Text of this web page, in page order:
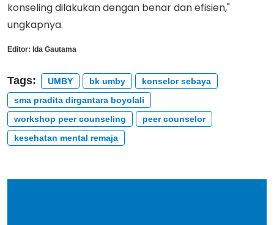
konseling dilakukan dengan benar dan efisien,"
ungkapnya.
Editor: Ida Gautama
Tags: UMBY bk umby
konselor sebaya
sma pradita dirgantara boyolali
workshop peer counseling
peer counselor
kesehatan mental remaja